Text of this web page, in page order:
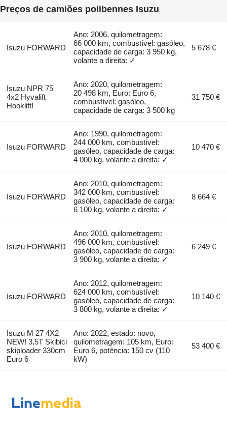
Preços de camiões polibennes Isuzu
Isuzu FORWARD
Ano: 2006, quilometragem:
66 000 km, combustível: gasóleo,
capacidade de carga: 3 950 kg,
volante a direita: ✓
5 678 €
Isuzu NPR 75
4x2 Hyvalift
Hooklift!
Ano: 2020, quilometragem:
20 498 km, Euro: Euro 6,
combustível: gasóleo,
capacidade de carga: 3 500 kg
31 750 €
Isuzu FORWARD
Ano: 1990, quilometragem:
244 000 km, combustível:
gasóleo, capacidade de carga:
4 000 kg, volante a direita: ✓
10 470 €
Isuzu FORWARD
Ano: 2010, quilometragem:
342 000 km, combustível:
gasóleo, capacidade de carga:
6 100 kg, volante a direita: ✓
8 664 €
Isuzu FORWARD
Ano: 2010, quilometragem:
496 000 km, combustível:
gasóleo, capacidade de carga:
3 900 kg, volante a direita: ✓
6 249 €
Isuzu FORWARD
Ano: 2012, quilometragem:
624 000 km, combustível:
gasóleo, capacidade de carga:
3 800 kg, volante a direita: ✓
10 140 €
Isuzu M 27 4X2
NEW! 3,5T Skibici
skiploader 330cm
Euro 6
Ano: 2022, estado: novo,
quilometragem: 105 km, Euro:
Euro 6, potência: 150 cv (110
kW)
53 400 €